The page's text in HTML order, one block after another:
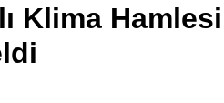
Klima Hamlesi